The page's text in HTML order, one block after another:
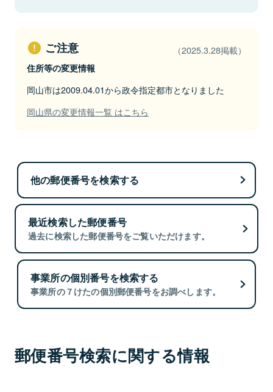
ご注意 （2025.3.28掲載）
住所等の変更情報
岡山市は2009.04.01から政令指定都市となりました
岡山県の変更情報一覧 はこちら
他の郵便番号を検索する
最近検索した郵便番号
過去に検索した郵便番号をご覧いただけます。
事業所の個別番号を検索する
事業所の７けたの個別郵便番号をお調べします。
郵便番号検索に関する情報